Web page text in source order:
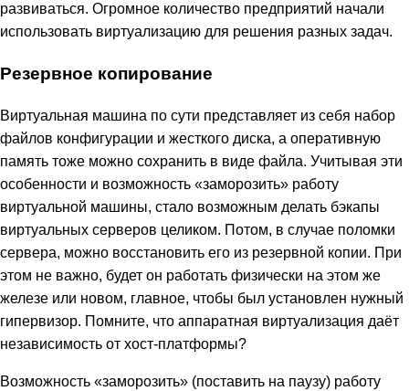
развиваться. Огромное количество предприятий начали
использовать виртуализацию для решения разных задач.
Резервное копирование
Виртуальная машина по сути представляет из себя набор
файлов конфигурации и жесткого диска, а оперативную
память тоже можно сохранить в виде файла. Учитывая эти
особенности и возможность «заморозить» работу
виртуальной машины, стало возможным делать бэкапы
виртуальных серверов целиком. Потом, в случае поломки
сервера, можно восстановить его из резервной копии. При
этом не важно, будет он работать физически на этом же
железе или новом, главное, чтобы был установлен нужный
гипервизор. Помните, что аппаратная виртуализация даёт
независимость от хост-платформы?
Возможность «заморозить» (поставить на паузу) работу